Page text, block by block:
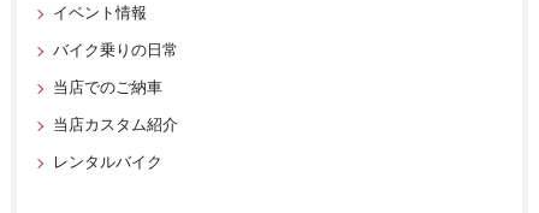
イベント情報
バイク乗りの日常
当店でのご納車
当店カスタム紹介
レンタルバイク